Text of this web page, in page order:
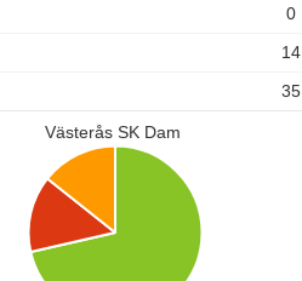
0
14
35
Västerås SK Dam